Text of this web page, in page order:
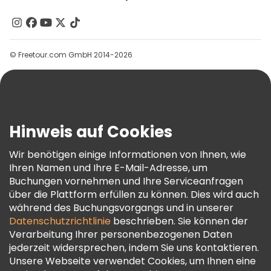
Kontakt
Gruppen
Hilfe
AGB Und Rechtliches
Cookie-Richtlinie
Freetour Auszeichnungen
Treueprogramm
© Freetour.com GmbH 2014-2026
Hinweis auf Cookies
Wir benötigen einige Informationen von Ihnen, wie
Ihren Namen und Ihre E-Mail-Adresse, um
Buchungen vornehmen und Ihre Serviceanfragen
über die Plattform erfüllen zu können. Dies wird auch
während des Buchungsvorgangs und in unserer
Datenschutzrichtlinie beschrieben. Sie können der
Verarbeitung Ihrer personenbezogenen Daten
jederzeit widersprechen, indem Sie uns kontaktieren.
Unsere Webseite verwendet Cookies, um Ihnen eine